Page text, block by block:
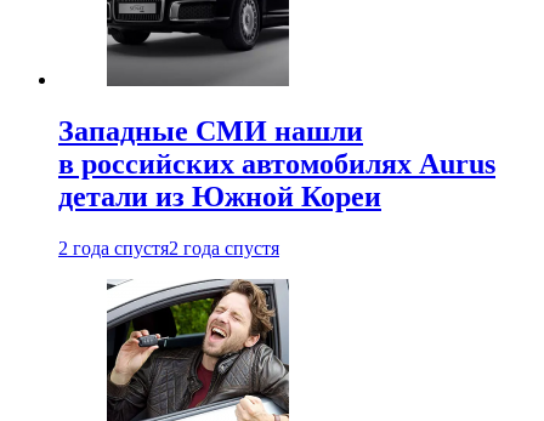
Западные СМИ нашли
в российских автомобилях Aurus
детали из Южной Кореи
2 года спустя2 года спустя